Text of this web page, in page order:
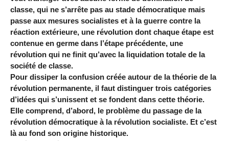
classe, qui ne s’arrête pas au stade démocratique mais
passe aux mesures socialistes et à la guerre contre la
réaction extérieure, une révolution dont chaque étape est
contenue en germe dans l’étape précédente, une
révolution qui ne finit qu’avec la liquidation totale de la
société de classe.
Pour dissiper la confusion créée autour de la théorie de la
révolution permanente, il faut distinguer trois catégories
d’idées qui s’unissent et se fondent dans cette théorie.
Elle comprend, d’abord, le problème du passage de la
révolution démocratique à la révolution socialiste. Et c’est
là au fond son origine historique.